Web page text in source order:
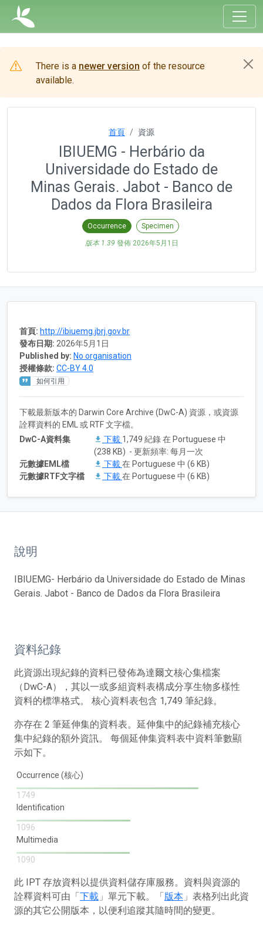
There is a newer version of the resource
available.
首頁 資源
IBIUEMG - Herbário da
Universidade do Estado de
Minas Gerais. Jabot - Banco de
Dados da Flora Brasileira
Occurrence Specimen
版本 1.39 發佈 2026年5月1日
首頁: http://ibiuemg.jbrj.gov.br
發布日期: 2026年5月1日
Published by: No organisation
授權條款: CC-BY 4.0
如何引用
下載最新版本的 Darwin Core Archive (DwC-A) 資源，或資源
詮釋資料的 EML 或 RTF 文字檔。
DwC-A資料集
下載 1,749 紀錄 在 Portuguese 中
(238 KB) - 更新頻率: 每月一次
元數據EML檔
下載在 Portuguese 中 (6 KB)
元數據RTF文字檔
下載在 Portuguese 中 (6 KB)
說明
IBIUEMG- Herbário da Universidade do Estado de Minas
Gerais. Jabot - Banco de Dados da Flora Brasileira
資料紀錄
此資源出現紀錄的資料已發佈為達爾文核心集檔案
（DwC-A），其以一或多組資料表構成分享生物多樣性
資料的標準格式。 核心資料表包含 1,749 筆紀錄。
亦存在 2 筆延伸集的資料表。延伸集中的紀錄補充核心
集中紀錄的額外資訊。 每個延伸集資料表中資料筆數顯
示如下。
Occurrence (核心)
1749
Identification
1096
Multimedia
1090
此 IPT 存放資料以提供資料儲存庫服務。資料與資源的
詮釋資料可由「下載 」單元下載。「版本 」表格列出此資
源的其它公開版本，以便利追蹤其隨時間的變更。